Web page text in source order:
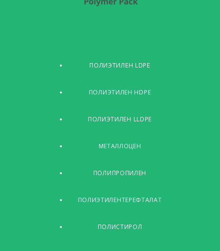
ПОЛИЭТИЛЕН LDPE
ПОЛИЭТИЛЕН HDPE
ПОЛИЭТИЛЕН LLDPE
МЕТАЛЛОЦЕН
ПОЛИПРОПИЛЕН
ПОЛИЭТИЛЕНТЕРЕФТАЛАТ
ПОЛИСТИРОЛ